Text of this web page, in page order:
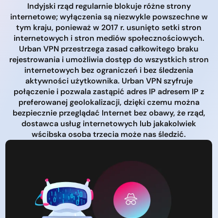
Indyjski rząd regularnie blokuje różne strony
internetowe; wyłączenia są niezwykle powszechne w
tym kraju, ponieważ w 2017 r. usunięto setki stron
internetowych i stron mediów społecznościowych.
Urban VPN przestrzega zasad całkowitego braku
rejestrowania i umożliwia dostęp do wszystkich stron
internetowych bez ograniczeń i bez śledzenia
aktywności użytkownika. Urban VPN szyfruje
połączenie i pozwala zastąpić adres IP adresem IP z
preferowanej geolokalizacji, dzięki czemu można
bezpiecznie przeglądać Internet bez obawy, że rząd,
dostawca usług internetowych lub jakakolwiek
wścibska osoba trzecia może nas śledzić.